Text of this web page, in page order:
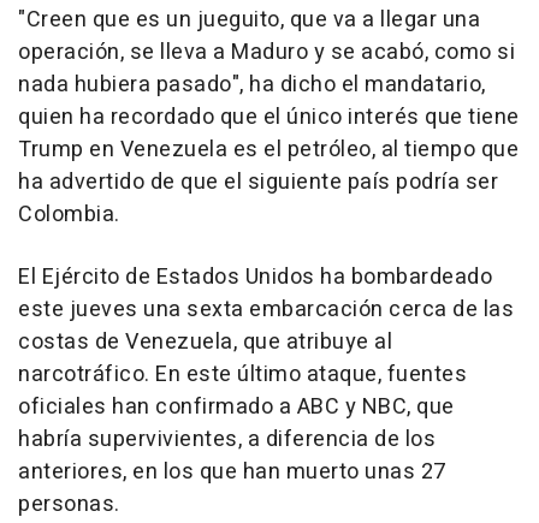
"Creen que es un jueguito, que va a llegar una
operación, se lleva a Maduro y se acabó, como si
nada hubiera pasado", ha dicho el mandatario,
quien ha recordado que el único interés que tiene
Trump en Venezuela es el petróleo, al tiempo que
ha advertido de que el siguiente país podría ser
Colombia.
El Ejército de Estados Unidos ha bombardeado
este jueves una sexta embarcación cerca de las
costas de Venezuela, que atribuye al
narcotráfico. En este último ataque, fuentes
oficiales han confirmado a ABC y NBC, que
habría supervivientes, a diferencia de los
anteriores, en los que han muerto unas 27
personas.